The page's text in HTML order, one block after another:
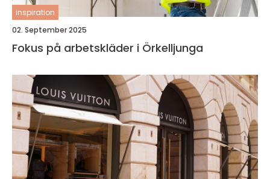
inspiration
02. September 2025
Fokus på arbetskläder i Örkelljunga